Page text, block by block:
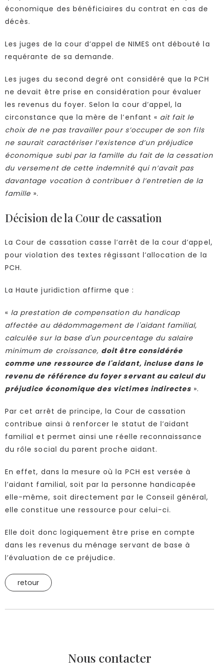
économique des bénéficiaires du contrat en cas de
décès.
Les juges de la cour d’appel de NIMES ont débouté la
requérante de sa demande.
Les juges du second degré ont considéré que la PCH
ne devait être prise en considération pour évaluer
les revenus du foyer. Selon la cour d’appel, la
circonstance que la mère de l’enfant « ait fait le
choix de ne pas travailler pour s’occuper de son fils
ne saurait caractériser l’existence d’un préjudice
économique subi par la famille du fait de la cessation
du versement de cette indemnité qui n’avait pas
davantage vocation à contribuer à l’entretien de la
famille ».
Décision de la Cour de cassation
La Cour de cassation casse l’arrêt de la cour d’appel,
pour violation des textes régissant l’allocation de la
PCH.
La Haute juridiction affirme que :
« la prestation de compensation du handicap
affectée au dédommagement de l'aidant familial,
calculée sur la base d'un pourcentage du salaire
minimum de croissance, doit être considérée
comme une ressource de l'aidant, incluse dans le
revenu de référence du foyer servant au calcul du
préjudice économique des victimes indirectes ».
Par cet arrêt de principe, la Cour de cassation
contribue ainsi à renforcer le statut de l’aidant
familial et permet ainsi une réelle reconnaissance
du rôle social du parent proche aidant.
En effet, dans la mesure où la PCH est versée à
l’aidant familial, soit par la personne handicapée
elle-même, soit directement par le Conseil général,
elle constitue une ressource pour celui-ci.
Elle doit donc logiquement être prise en compte
dans les revenus du ménage servant de base à
l’évaluation de ce préjudice.
retour
Nous contacter